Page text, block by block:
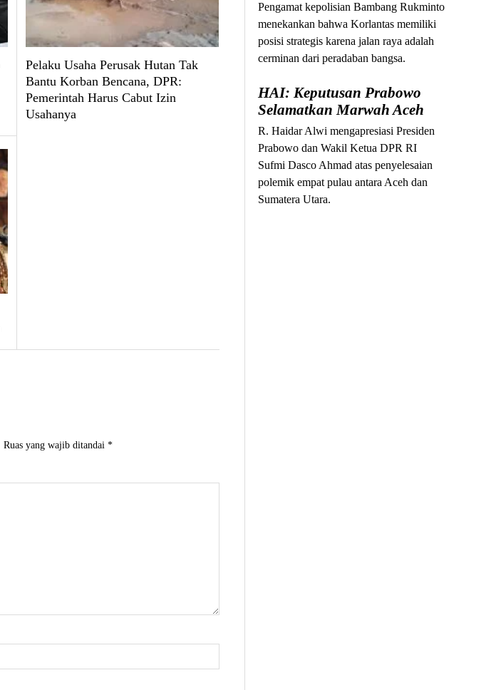
Pelaku Usaha Perusak Hutan Tak
Bantu Korban Bencana, DPR:
Pemerintah Harus Cabut Izin
Usahanya
Ruas yang wajib ditandai *
Pengamat kepolisian Bambang Rukminto
menekankan bahwa Korlantas memiliki
posisi strategis karena jalan raya adalah
cerminan dari peradaban bangsa.
HAI: Keputusan Prabowo
Selamatkan Marwah Aceh
R. Haidar Alwi mengapresiasi Presiden
Prabowo dan Wakil Ketua DPR RI
Sufmi Dasco Ahmad atas penyelesaian
polemik empat pulau antara Aceh dan
Sumatera Utara.